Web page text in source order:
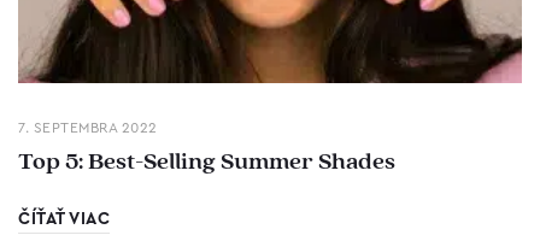
7. SEPTEMBRA 2022
Top 5: Best-Selling Summer Shades
ČÍŤAŤ VIAC